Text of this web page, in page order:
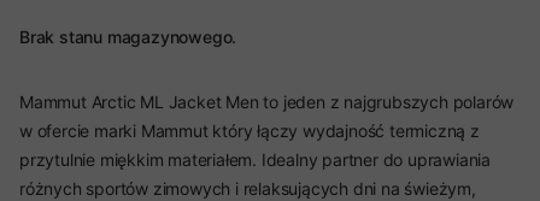
Brak stanu magazynowego.
Mammut Arctic ML Jacket Men to jeden z najgrubszych polarów
w ofercie marki Mammut który łączy wydajność termiczną z
przytulnie miękkim materiałem. Idealny partner do uprawiania
różnych sportów zimowych i relaksujących dni na świeżym,